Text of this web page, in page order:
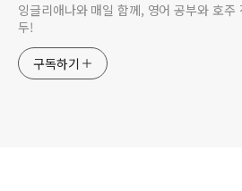
잉글리애나와 매일 함께, 영어 공부와 호주
두!
구독하기